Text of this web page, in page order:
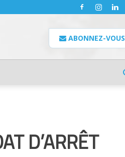
ABONNEZ-VOUS
D’ARRÊT